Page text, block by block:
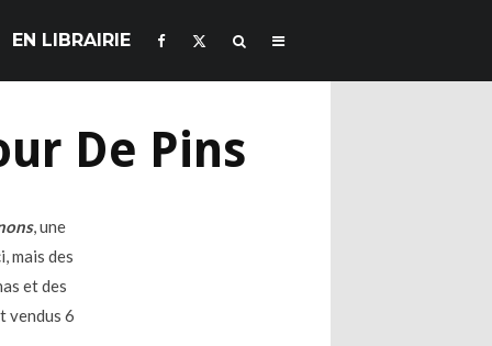
EN LIBRAIRIE
De Pins
, une
mais des
et des
vendus 6